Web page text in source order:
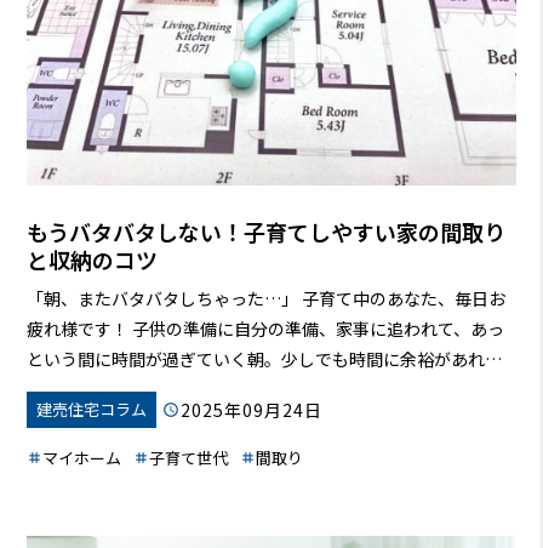
もうバタバタしない！子育てしやすい家の間取り
と収納のコツ
「朝、またバタバタしちゃった…」 子育て中のあなた、毎日お
疲れ様です！ 子供の準備に自分の準備、家事に追われて、あっ
という間に時間が過ぎていく朝。少しでも時間に余裕があれ
ば、もっと笑顔で一日を始められるのに…そう感じている方も
多いのではないでしょうか？この記事では、子育て中のあなた
の悩みを解決するために、家づくりを通して快適な暮らしを実
ば、あなたの家づくりが、もっと楽しく、もっと快適になるは
建売住宅コラム 2025年09月24日
マイホーム 子育て世代 間取り